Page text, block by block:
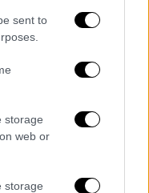
sent to
storage
web or
storage
στην Daily Mail
το βράδυ της
θάνατό της.
είπε, αλλά
και
ποσότητα
λογαριασμό της